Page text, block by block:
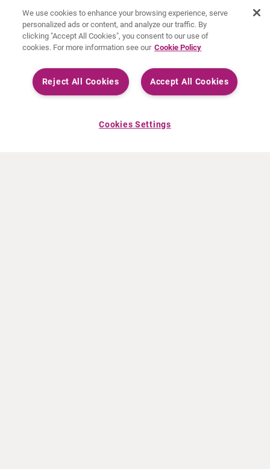
We use cookies to enhance your browsing experience, serve
personalized ads or content, and analyze our traffic. By
clicking "Accept All Cookies", you consent to our use of
cookies. For more information see our Cookie Policy
Accept All Cookies
Reject All Cookies
Cookies Settings